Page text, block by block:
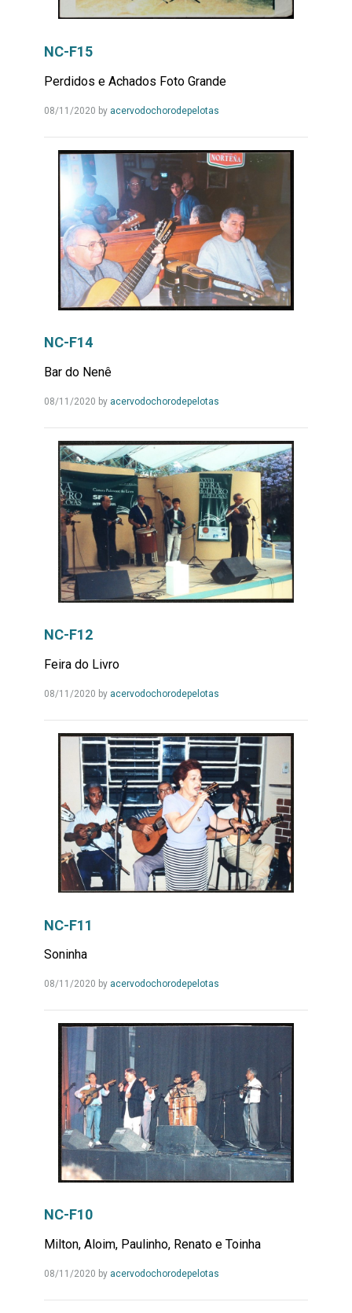
NC-F15
Perdidos e Achados Foto Grande
08/11/2020 by acervodochorodepelotasLeia
NC-F14
Bar do Nenê
08/11/2020 by acervodochorodepelotasLeia
NC-F12
Feira do Livro
08/11/2020 by acervodochorodepelotasLeia
NC-F11
Soninha
08/11/2020 by acervodochorodepelotasLeia
NC-F10
Milton, Aloim, Paulinho, Renato e Toinha
08/11/2020 by acervodochorodepelotasLeia